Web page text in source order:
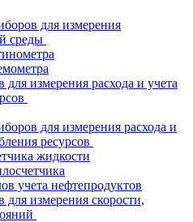
для измерения
среды
измерения расхода и учета
для измерения расхода и
ресурсов
жидкости
учета нефтепродуктов
измерения скорости,